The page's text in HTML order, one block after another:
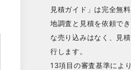
見積ガイド」は完全無
地調査と見積を依頼で
な売り込みはなく、見
行します。
13項目の審査基準によ